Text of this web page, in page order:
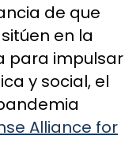
de que
en la
para impulsar
y social, el
Alliance for